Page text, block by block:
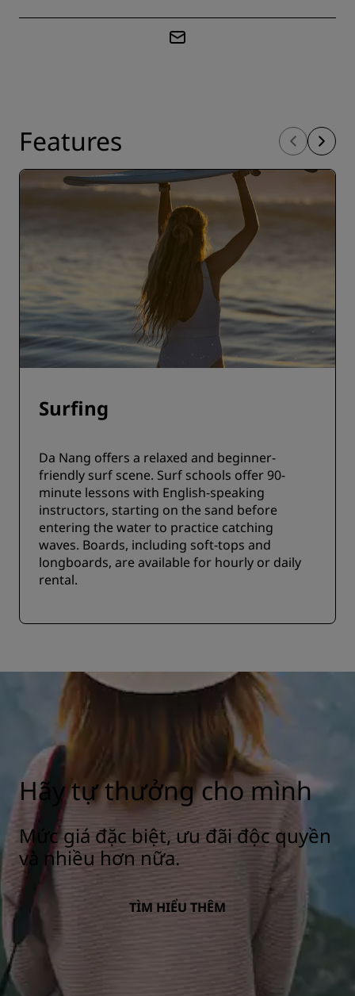
Features
Surfing
Da Nang offers a relaxed and beginner-
friendly surf scene. Surf schools offer 90-
minute lessons with English-speaking
instructors, starting on the sand before
entering the water to practice catching
waves. Boards, including soft-tops and
longboards, are available for hourly or daily
rental.
Hãy tự thưởng cho mình
Mức giá đặc biệt, ưu đãi độc quyền
và nhiều hơn nữa.
TÌM HIỂU THÊM